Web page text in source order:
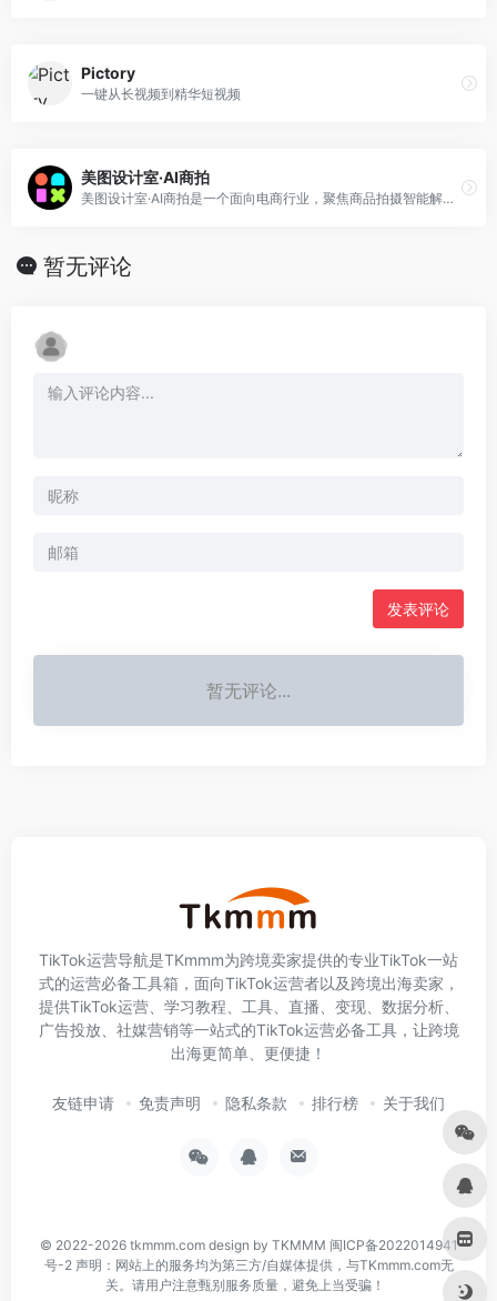
Pictory
一键从长视频到精华短视频
美图设计室·AI商拍
美图设计室·AI商拍是一个面向电商行业，聚焦商品拍摄智能解决方案的网站，聚集AI模特试衣、AI商品图、智能抠图、服装换色、电商海报模板等多个实用功能，助力电商降本增效，为电商企业&amp;商家们提供好用且易用的AI商拍服务。只要上传简单拍摄的产品图，美图设计室·AI商拍就可以生成真实自然高品质的商品图和模特图等。AI帮你实现：随手拍摄，即刻大片。
暂无评论
发表评论
暂无评论...
TikTok运营导航是TKmmm为跨境卖家提供的专业TikTok一站
式的运营必备工具箱，面向TikTok运营者以及跨境出海卖家，
提供TikTok运营、学习教程、工具、直播、变现、数据分析、
广告投放、社媒营销等一站式的TikTok运营必备工具，让跨境
出海更简单、更便捷！
友链申请 免责声明 隐私条款 排行榜 关于我们
© 2022-2026 tkmmm.comdesign by TKMMM 闽ICP备2022014941
号-2声明：网站上的服务均为第三方/自媒体提供，与TKmmm.com无
关。请用户注意甄别服务质量，避免上当受骗！